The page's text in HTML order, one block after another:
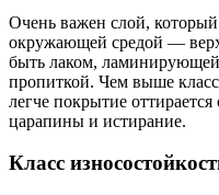
Очень важен слой, который
окружающей средой —
быть лаком,
пропиткой. Чем выше класс
легче покрытие
царапины и истирание.
Класс